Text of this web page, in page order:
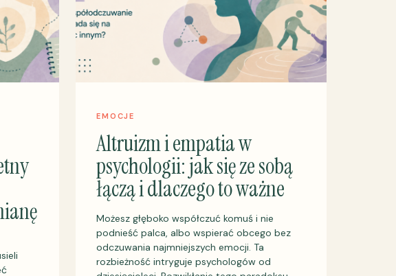
EMOCJE
Altruizm i empatia w
psychologii: jak się ze sobą
łączą i dlaczego to ważne
Możesz głęboko współczuć komuś i nie
podnieść palca, albo wspierać obcego bez
odczuwania najmniejszych emocji. Ta
rozbieżność intryguje psychologów od